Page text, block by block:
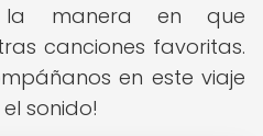
la manera en que
canciones favoritas.
en este viaje
sonido!